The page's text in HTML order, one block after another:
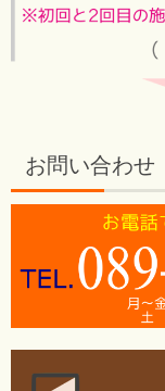
お問い合わせ